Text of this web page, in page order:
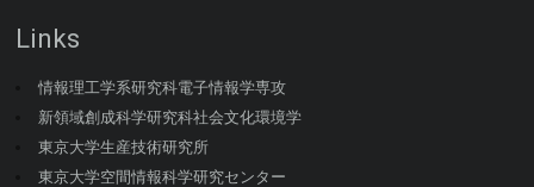
Links
情報理工学系研究科電子情報学専攻
新領域創成科学研究科社会文化環境学
東京大学生産技術研究所
東京大学空間情報科学研究センター